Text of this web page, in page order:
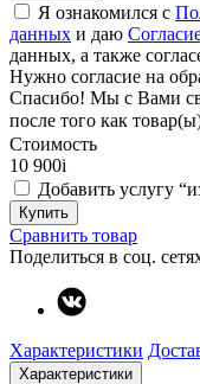
Я ознакомился с
данных и даю
данных, а также
Нужно согласие на
Спасибо! Мы с Вами
после того как
Стоимость
10 900i
Добавить услугу
Купить
Сравнить товар
Поделиться в соц.
Характеристики
Характеристики